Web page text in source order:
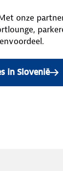
onze
in Slovenië